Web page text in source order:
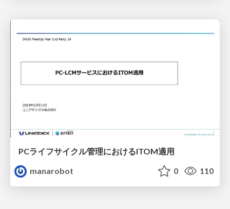
PCライフサイクル管理におけるITOM適用
manarobot
0 110